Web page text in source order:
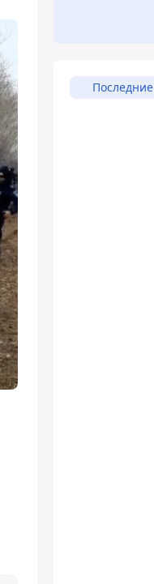
Последние